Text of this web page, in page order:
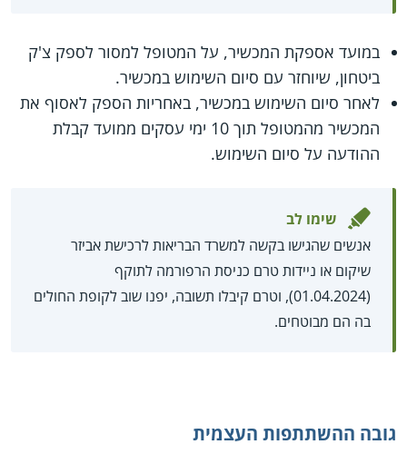
במועד אספקת המכשיר, על המטופל למסור לספק צ'ק
ביטחון, שיוחזר עם סיום השימוש במכשיר.
לאחר סיום השימוש במכשיר, באחריות הספק לאסוף את
המכשיר מהמטופל תוך 10 ימי עסקים ממועד קבלת
ההודעה על סיום השימוש.
שימו לב
אנשים שהגישו בקשה למשרד הבריאות לרכישת אביזר
שיקום או ניידות טרם כניסת הרפורמה לתוקף
(01.04.2024), וטרם קיבלו תשובה, יפנו שוב לקופת החולים
בה הם מבוטחים.
גובה ההשתתפות העצמית